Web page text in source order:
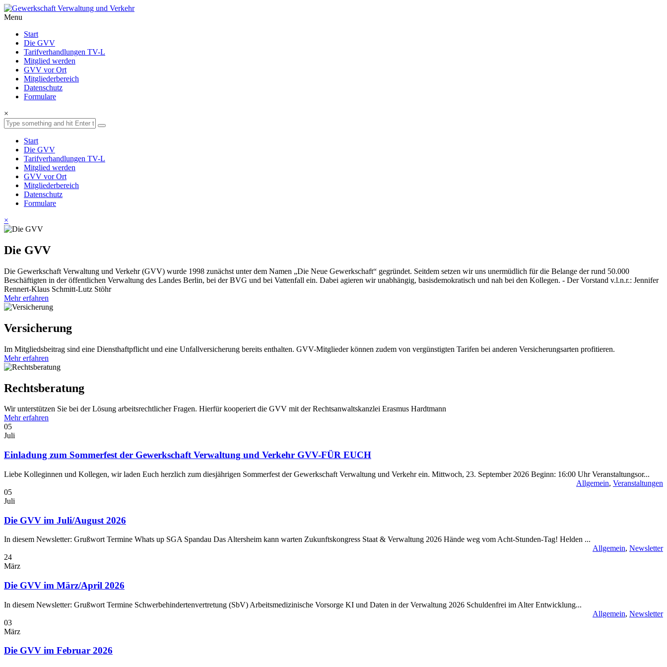
Menu
Start
Die GVV
Tarifverhandlungen TV-L
Mitglied werden
GVV vor Ort
Mitgliederbereich
Datenschutz
Formulare
×
Start
Die GVV
Tarifverhandlungen TV-L
Mitglied werden
GVV vor Ort
Mitgliederbereich
Datenschutz
Formulare
×
Die GVV
Die Gewerkschaft Verwaltung und Verkehr (GVV) wurde 1998 zunächst unter dem Namen „Die Neue Gewerkschaft“ gegründet. Seitdem setzen wir uns unermüdlich für die Belange der rund 50.000
Beschäftigten in der öffentlichen Verwaltung des Landes Berlin, bei der BVG und bei Vattenfall ein. Dabei agieren wir unabhängig, basisdemokratisch und nah bei den Kollegen. - Der Vorstand v.l.n.r.: Jennifer
Rennert-Klaus Schmitt-Lutz Stöhr
Mehr erfahren
Versicherung
Im Mitgliedsbeitrag sind eine Diensthaftpflicht und eine Unfallversicherung bereits enthalten. GVV-Mitglieder können zudem von vergünstigten Tarifen bei anderen Versicherungsarten profitieren.
Mehr erfahren
Rechtsberatung
Wir unterstützen Sie bei der Lösung arbeitsrechtlicher Fragen. Hierfür kooperiert die GVV mit der Rechtsanwaltskanzlei Erasmus Hardtmann
Mehr erfahren
05
Juli
Einladung zum Sommerfest der Gewerkschaft Verwaltung und Verkehr GVV-FÜR EUCH
Liebe Kolleginnen und Kollegen, wir laden Euch herzlich zum diesjährigen Sommerfest der Gewerkschaft Verwaltung und Verkehr ein. Mittwoch, 23. September 2026 Beginn: 16:00 Uhr Veranstaltungsor...
Allgemein, Veranstaltungen
05
Juli
Die GVV im Juli/August 2026
In diesem Newsletter: Grußwort Termine Whats up SGA Spandau Das Altersheim kann warten Zukunftskongress Staat & Verwaltung 2026 Hände weg vom Acht-Stunden-Tag! Helden ...
Allgemein, Newsletter
24
März
Die GVV im März/April 2026
In diesem Newsletter: Grußwort Termine Schwerbehindertenvertretung (SbV) Arbeitsmedizinische Vorsorge KI und Daten in der Verwaltung 2026 Schuldenfrei im Alter Entwicklung...
Allgemein, Newsletter
03
März
Die GVV im Februar 2026